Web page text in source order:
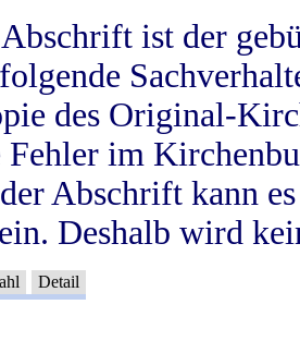
ist der
des Original-
im
Abschrift kann
Deshalb wird
Detail